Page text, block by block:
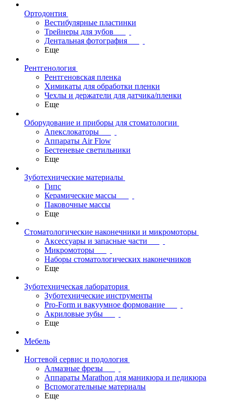
Ортодонтия
Вестибулярные пластинки
Трейнеры для зубов
Дентальная фотография
Еще
Рентгенология
Рентгеновская пленка
Химикаты для обработки пленки
Чехлы и держатели для датчика/пленки
Еще
Оборудование и приборы для стоматологии
Апекслокаторы
Аппараты Air Flow
Бестеневые светильники
Еще
Зуботехнические материалы
Гипс
Керамические массы
Паковочные массы
Еще
Стоматологические наконечники и микромоторы
Аксессуары и запасные части
Микромоторы
Наборы стоматологических наконечников
Еще
Зуботехническая лаборатория
Зуботехнические инструменты
Pro-Form и вакуумное формование
Акриловые зубы
Еще
Мебель
Ногтевой сервис и подология
Алмазные фрезы
Аппараты Marathon для маникюра и педикюра
Вспомогательные материалы
Еще